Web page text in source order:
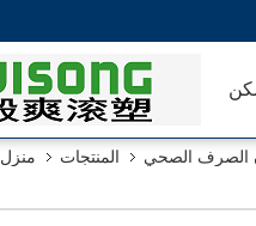
منزل المنتجات الصرف الصحي